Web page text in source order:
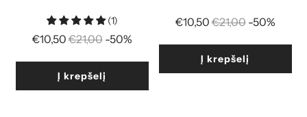
(1)
€10,50Reguliari
€21,00 -50%
Į krepšelį
€10,50Reguliari
€21,00 -50%
Į krepšelį